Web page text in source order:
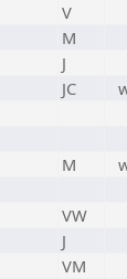
V
M
J
JC
M
VW
J
VM